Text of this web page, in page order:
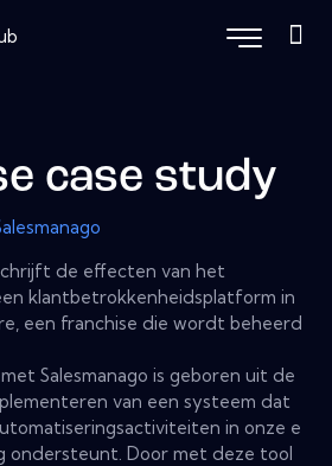
case study
de effecten van het
klantbetrokkenheidsplatform in
een franchise die wordt beheerd
Salesmanago is geboren uit de
van een systeem dat
in onze e
ondersteunt. Door met deze tool